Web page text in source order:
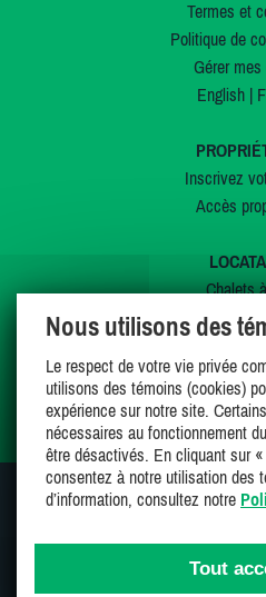
Termes et
Politique de
Gérer
English|
Inscrivez
Accès
Chalets
Chalets à
Offres
Mes
SUIVEZ-
Nous utilisons des
Le respect de votre vie privée
utilisons des témoins (cookies)
expérience sur notre site.
nécessaires au fonctionnement
être désactivés. En cliquant sur
consentez à notre utilisation des
d’information, consultez notre
Tout